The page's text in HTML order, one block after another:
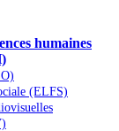
humaines
(ELFS)